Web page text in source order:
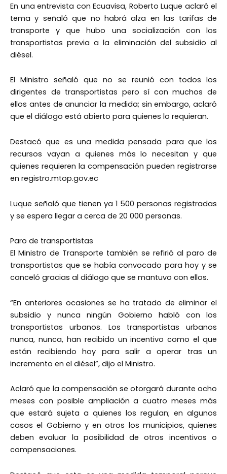
En una entrevista con Ecuavisa, Roberto Luque aclaró el
tema y señaló que no habrá alza en las tarifas de
transporte y que hubo una socialización con los
transportistas previa a la eliminación del subsidio al
diésel.
El Ministro señaló que no se reunió con todos los
dirigentes de transportistas pero sí con muchos de
ellos antes de anunciar la medida; sin embargo, aclaró
que el diálogo está abierto para quienes lo requieran.
Destacó que es una medida pensada para que los
recursos vayan a quienes más lo necesitan y que
quienes requieren la compensación pueden registrarse
en registro.mtop.gov.ec
Luque señaló que tienen ya 1 500 personas registradas
y se espera llegar a cerca de 20 000 personas.
Paro de transportistas
El Ministro de Transporte también se refirió al paro de
transportistas que se había convocado para hoy y se
canceló gracias al diálogo que se mantuvo con ellos.
“En anteriores ocasiones se ha tratado de eliminar el
subsidio y nunca ningún Gobierno habló con los
transportistas urbanos. Los transportistas urbanos
nunca, nunca, han recibido un incentivo como el que
están recibiendo hoy para salir a operar tras un
incremento en el diésel”, dijo el Ministro.
Aclaró que la compensación se otorgará durante ocho
meses con posible ampliación a cuatro meses más
que estará sujeta a quienes los regulan; en algunos
casos el Gobierno y en otros los municipios, quienes
deben evaluar la posibilidad de otros incentivos o
compensaciones.